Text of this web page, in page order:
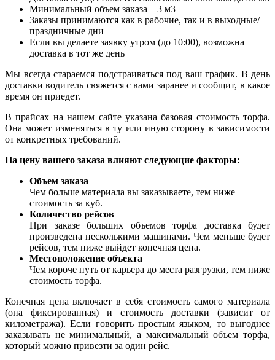
Минимальный объем заказа – 3 м3
Заказы принимаются как в рабочие, так и в выходные/
праздничные дни
Если вы делаете заявку утром (до 10:00), возможна
доставка в тот же день
Мы всегда стараемся подстраиваться под ваш график. В день
доставки водитель свяжется с вами заранее и сообщит, в какое
время он приедет.
В прайсах на нашем сайте указана базовая стоимость торфа.
Она может изменяться в ту или иную сторону в зависимости
от конкретных требований.
На цену вашего заказа влияют следующие факторы:
Объем заказа
Чем больше материала вы заказываете, тем ниже
стоимость за куб.
Количество рейсов
При заказе больших объемов торфа доставка будет
произведена несколькими машинами. Чем меньше будет
рейсов, тем ниже выйдет конечная цена.
Местоположение объекта
Чем короче путь от карьера до места разгрузки, тем ниже
стоимость торфа.
Конечная цена включает в себя стоимость самого материала
(она фиксированная) и стоимость доставки (зависит от
километража). Если говорить простым языком, то выгоднее
заказывать не минимальный, а максимальный объем торфа,
который можно привезти за один рейс.